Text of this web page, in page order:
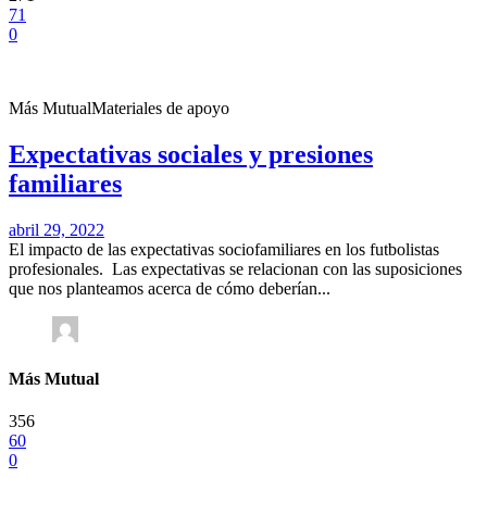
71
0
Más MutualMateriales de apoyo
Expectativas sociales y presiones
familiares
abril 29, 2022
El impacto de las expectativas sociofamiliares en los futbolistas
profesionales. Las expectativas se relacionan con las suposiciones
que nos planteamos acerca de cómo deberían...
Más Mutual
356
60
0